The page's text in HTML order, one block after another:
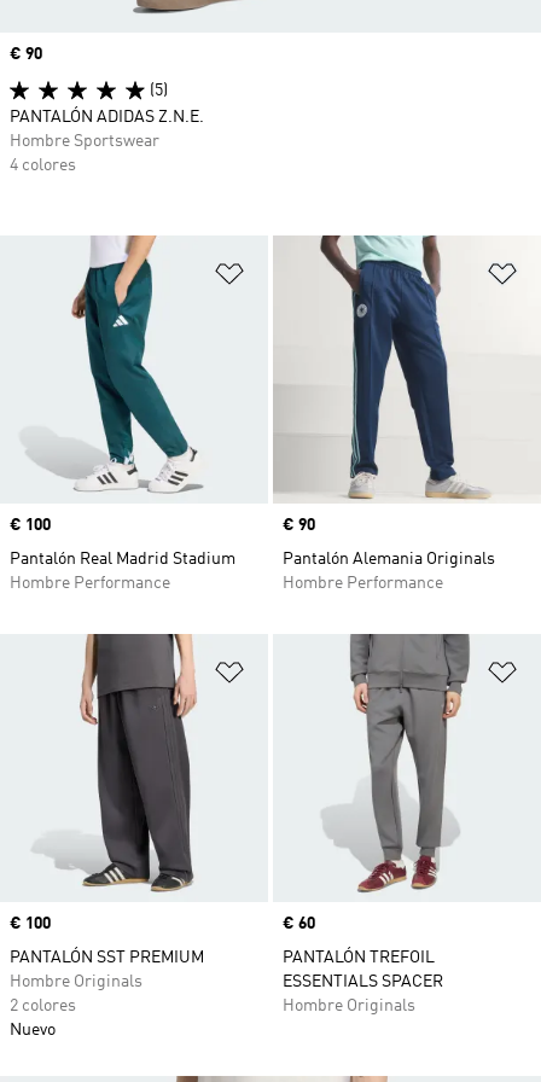
Añadir a la lista de deseos
Precio
€ 100
Pantalón Real Madrid Stadium
Hombre Performance
Precio
€ 90
Pantalón Alemania Originals
Hombre Performance
Añadir a la lista de deseos
Precio
€ 100
PANTALÓN SST PREMIUM
Hombre Originals
2 colores
Nuevo
Precio
€ 60
PANTALÓN TREFOIL
ESSENTIALS SPACER
Hombre Originals
Precio
€ 90
(5)
PANTALÓN ADIDAS Z.N.E.
Hombre Sportswear
4 colores